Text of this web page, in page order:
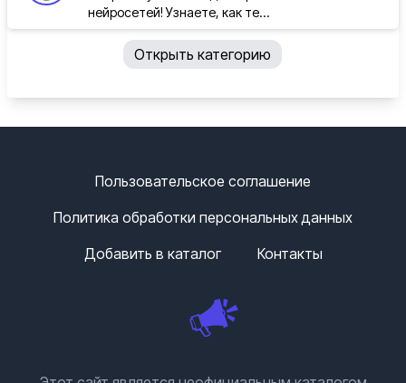
нейросетей! Узнаете, как те...
Открыть категорию
Пользовательское соглашение
Политика обработки персональных данных
Добавить в каталог
Контакты